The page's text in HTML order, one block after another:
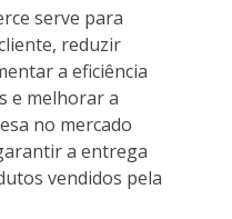
serve para
reduzir
a eficiência
e melhorar a
no mercado
a entrega
vendidos pela